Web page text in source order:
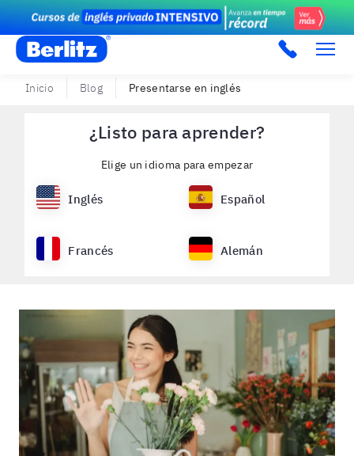
Berlitz PE
Inicio Blog Presentarse en inglés
¿Listo para aprender?
Elige un idioma para empezar
Inglés Español
Francés Alemán